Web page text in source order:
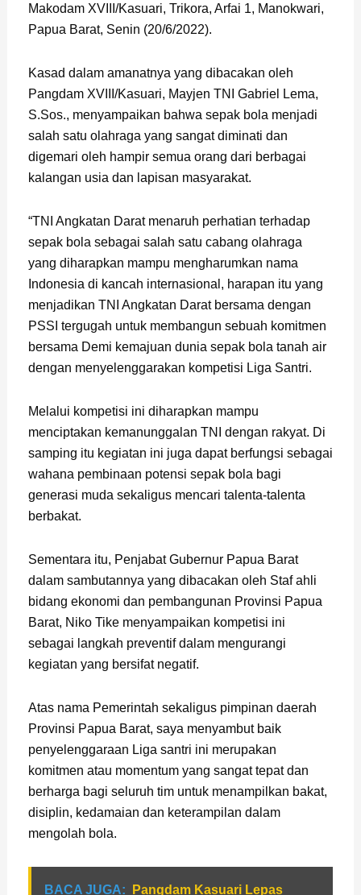
Makodam XVIII/Kasuari, Trikora, Arfai 1, Manokwari,
Papua Barat, Senin (20/6/2022).
Kasad dalam amanatnya yang dibacakan oleh
Pangdam XVIII/Kasuari, Mayjen TNI Gabriel Lema,
S.Sos., menyampaikan bahwa sepak bola menjadi
salah satu olahraga yang sangat diminati dan
digemari oleh hampir semua orang dari berbagai
kalangan usia dan lapisan masyarakat.
“TNI Angkatan Darat menaruh perhatian terhadap
sepak bola sebagai salah satu cabang olahraga
yang diharapkan mampu mengharumkan nama
Indonesia di kancah internasional, harapan itu yang
menjadikan TNI Angkatan Darat bersama dengan
PSSI tergugah untuk membangun sebuah komitmen
bersama Demi kemajuan dunia sepak bola tanah air
dengan menyelenggarakan kompetisi Liga Santri.
Melalui kompetisi ini diharapkan mampu
menciptakan kemanunggalan TNI dengan rakyat. Di
samping itu kegiatan ini juga dapat berfungsi sebagai
wahana pembinaan potensi sepak bola bagi
generasi muda sekaligus mencari talenta-talenta
berbakat.
Sementara itu, Penjabat Gubernur Papua Barat
dalam sambutannya yang dibacakan oleh Staf ahli
bidang ekonomi dan pembangunan Provinsi Papua
Barat, Niko Tike menyampaikan kompetisi ini
sebagai langkah preventif dalam mengurangi
kegiatan yang bersifat negatif.
Atas nama Pemerintah sekaligus pimpinan daerah
Provinsi Papua Barat, saya menyambut baik
penyelenggaraan Liga santri ini merupakan
komitmen atau momentum yang sangat tepat dan
berharga bagi seluruh tim untuk menampilkan bakat,
disiplin, kedamaian dan keterampilan dalam
mengolah bola.
BACA JUGA: Pangdam Kasuari Lepas